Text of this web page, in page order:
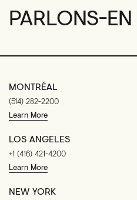
PARLONS-EN
MONTRÉAL
(514) 282-2200
Learn More
LOS ANGELES
+1 (416) 421-4200
Learn More
NEW YORK